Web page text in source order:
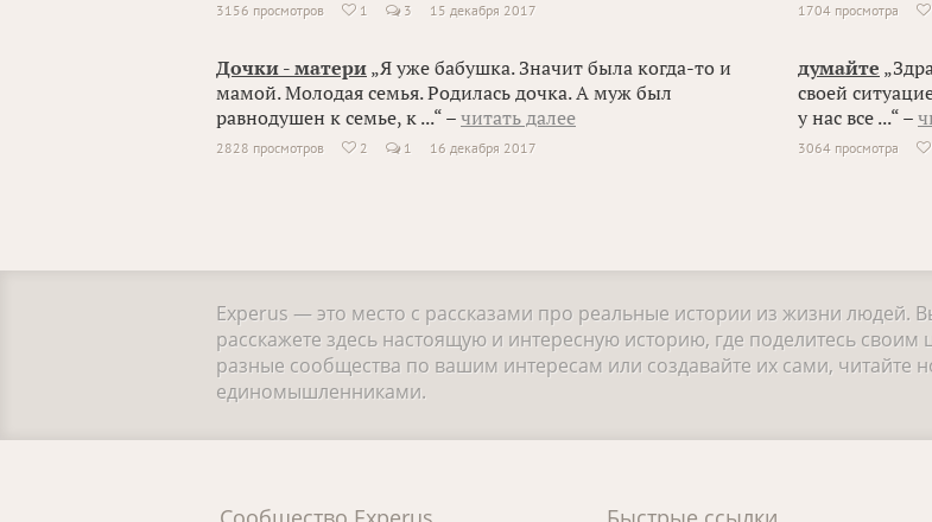
3156 просмотров  1 3 15 декабря 2017 1704 просмотра 
Дочки - матери „Я уже бабушка. Значит была когда-то и
мамой. Молодая семья. Родилась дочка. А муж был
равнодушен к семье, к ...“ – читать далее
2828 просмотров  2 1 16 декабря 2017
думайте
своей
у нас все ...“ –
3064 просмотра 
Experus — это место с рассказами про реальные истории из жизни людей.
расскажете здесь настоящую и интересную историю, где поделитесь
разные сообщества по вашим интересам или создавайте их сами, читайте
единомышленниками.